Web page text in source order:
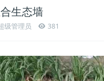
生态墙
级管理员 381